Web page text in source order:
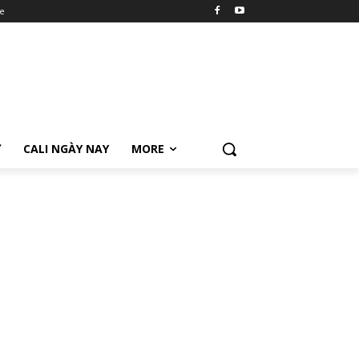
CALI NGÀY NAY MORE